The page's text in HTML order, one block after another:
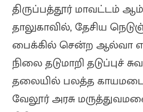
திருப்பத்தூர் மாவட்டம்
தாலுகாவில், தேசிய
பைக்கில் சென்ற ஆல்வா
நிலை தடுமாறி தடுப்புச்
தலையில் பலத்த
வேலூர் அரசு